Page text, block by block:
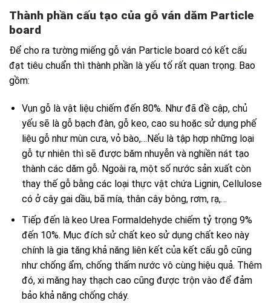
Thành phần cấu tạo của gỗ ván dăm Particle
board
Để cho ra tường miếng gỗ ván Particle board có kết cấu
đạt tiêu chuẩn thì thành phần là yếu tố rất quan trọng. Bao
gồm:
Vụn gỗ là vật liệu chiếm đến 80%. Như đã đề cập, chủ
yếu sẽ là gỗ bạch đàn, gỗ keo, cao su hoặc sử dụng phế
liệu gỗ như mùn cưa, vỏ bào,…Nếu là tập hợp những loại
gỗ tự nhiên thì sẽ được băm nhuyễn và nghiền nát tạo
thành các dăm gỗ. Ngoài ra, một số nước sản xuất còn
thay thế gỗ bằng các loại thực vật chứa Lignin, Cellulose
có ở cây gai dầu, bã mía, thân cây bông, rơm, rạ,…
Tiếp đến là keo Urea Formaldehyde chiếm tỷ trọng 9%
đến 10%. Mục đích sử chất keo sử dụng chất keo này
chính là gia tăng khả năng liên kết của kết cấu gỗ cũng
như chống ẩm, chống thấm nước vô cùng hiệu quả. Thêm
đó, xi măng hay thạch cao cũng được trộn vào để đảm
bảo khả năng chống cháy.